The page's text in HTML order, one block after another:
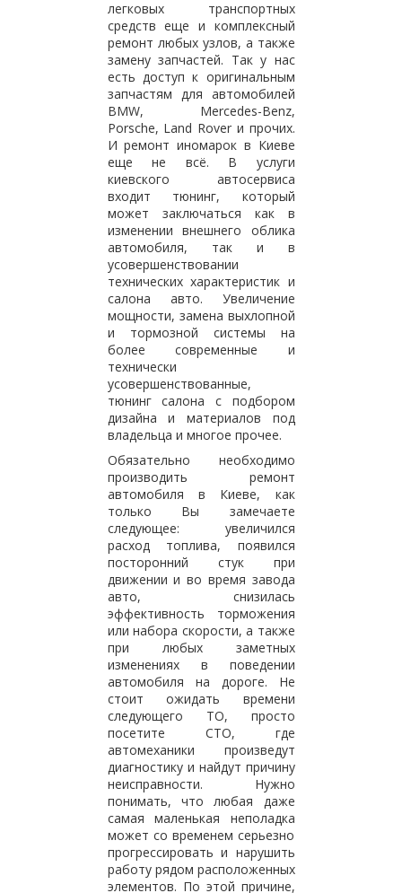
легковых транспортных
средств еще и комплексный
ремонт любых узлов, а также
замену запчастей. Так у нас
есть доступ к оригинальным
запчастям для автомобилей
BMW, Mercedes-Benz,
Porsche, Land Rover и прочих.
И ремонт иномарок в Киеве
еще не всё. В услуги
киевского автосервиса
входит тюнинг, который
может заключаться как в
изменении внешнего облика
автомобиля, так и в
усовершенствовании
технических характеристик и
салона авто. Увеличение
мощности, замена выхлопной
и тормозной системы на
более современные и
технически
усовершенствованные,
тюнинг салона с подбором
дизайна и материалов под
владельца и многое прочее.
Обязательно необходимо
производить ремонт
автомобиля в Киеве, как
только Вы замечаете
следующее: увеличился
расход топлива, появился
посторонний стук при
движении и во время завода
авто, снизилась
эффективность торможения
или набора скорости, а также
при любых заметных
изменениях в поведении
автомобиля на дороге. Не
стоит ожидать времени
следующего ТО, просто
посетите СТО, где
автомеханики произведут
диагностику и найдут причину
неисправности. Нужно
понимать, что любая даже
самая маленькая неполадка
может со временем серьезно
прогрессировать и нарушить
работу рядом расположенных
элементов. По этой причине,